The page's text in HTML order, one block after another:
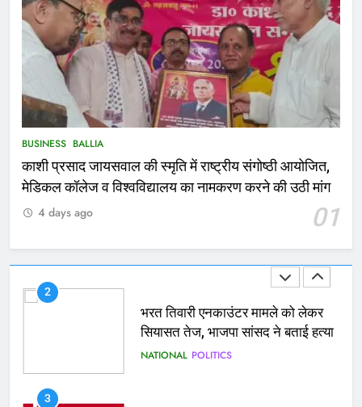
BUSINESS BALLIA
काशी प्रसाद जायसवाल की स्मृति में राष्ट्रीय संगोष्ठी आयोजित,
मेडिकल कॉलेज व विश्वविद्यालय का नामकरण करने की उठी मांग
01
4 days ago
फांसी लगाकर दी जान
NATIONAL बलिया
Ballia : थैंक्यू बलिया पुलिस: पीड़िता को
मिले 1.38 लाख रूपये
1
बचाने के लिए छात्रों ने लगाई छलांग, कई
ACCIDENT BUSINESS
2
भरत तिवारी एनकाउंटर मामले को लेकर
सियासत तेज, भाजपा सांसद ने बताई हत्या
NATIONAL POLITICS
3